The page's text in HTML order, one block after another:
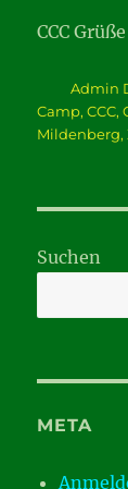
CCC
Autor
Admin
Camp,CCC,
Mildenberg,
Suchen
META